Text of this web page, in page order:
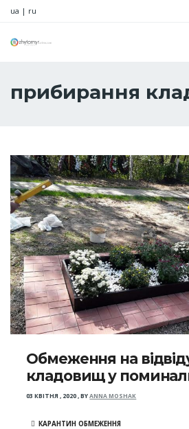
ua | ru
прибирання
Обмеження на
кладовищ у
03 КВІТНЯ , 2020,BYANNA MOSHAK
КАРАНТИН ОБМЕЖЕННЯ